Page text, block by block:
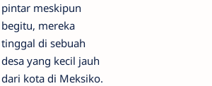
pintar meskipun
begitu, mereka
tinggal di sebuah
desa yang kecil jauh
dari kota di Meksiko.